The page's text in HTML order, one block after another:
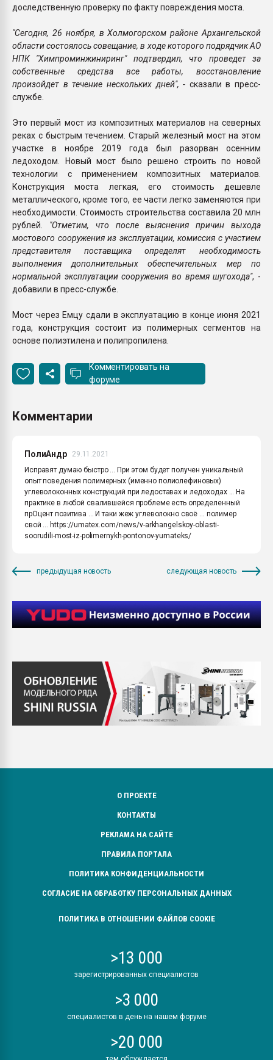
доследственную проверку по факту повреждения моста.
"Сегодня, 26 ноября, в Холмогорском районе Архангельской
области состоялось совещание, в ходе которого подрядчик АО
НПК "Химпроминжиниринг" подтвердил, что проведет за
собственные средства все работы, восстановление
произойдет в течение нескольких дней", - сказали в пресс-
службе.
Это первый мост из композитных материалов на северных
реках с быстрым течением. Старый железный мост на этом
участке в ноябре 2019 года был разорван осенним
ледоходом. Новый мост было решено строить по новой
технологии с применением композитных материалов.
Конструкция моста легкая, его стоимость дешевле
металлического, кроме того, ее части легко заменяются при
необходимости. Стоимость строительства составила 20 млн
рублей. "Отметим, что после выяснения причин выхода
мостового сооружения из эксплуатации, комиссия с участием
представителя поставщика определят необходимость
выполнения дополнительных обеспечительных мер по
нормальной эксплуатации сооружения во время шугохода", -
добавили в пресс-службе.
Мост через Емцу сдали в эксплуатацию в конце июня 2021
года, конструкция состоит из полимерных сегментов на
основе полиэтилена и полипропилена.
Комментировать на
форуме
Комментарии
ПолиАндр
29.11.2021
Исправят думаю быстро ... При этом будет получен уникальный
опыт поведения полимерных (именно полиолефиновых)
углеволоконных конструкций при ледоставах и ледоходах ... На
практике в любой свалившейся проблеме есть определенный
прОцент позитива ... И таки жеж углеволокно своё ... полимер
свой ... https://umatex.com/news/v-arkhangelskoy-oblasti-
soorudili-most-iz-polimernykh-pontonov-yumateks/
предыдущая новость следующая новость
О ПРОЕКТЕ
КОНТАКТЫ
РЕКЛАМА НА САЙТЕ
ПРАВИЛА ПОРТАЛА
ПОЛИТИКА КОНФИДЕНЦИАЛЬНОСТИ
СОГЛАСИЕ НА ОБРАБОТКУ ПЕРСОНАЛЬНЫХ ДАННЫХ
ПОЛИТИКА В ОТНОШЕНИИ ФАЙЛОВ COOKIE
>13 000
зарегистрированных специалистов
>3 000
специалистов в день на нашем форуме
>20 000